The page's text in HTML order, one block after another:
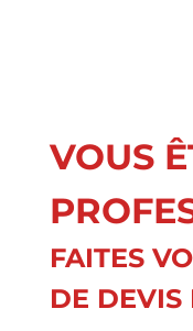
VOUS
FAITES
DE DEVIS